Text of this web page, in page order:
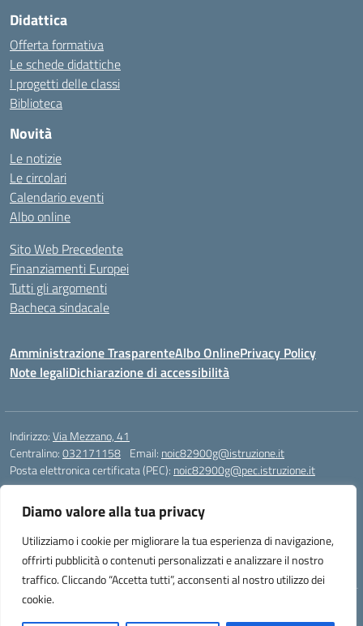
Diamo valore alla tua privacy
Utilizziamo i cookie per migliorare la tua esperienza di navigazione,
offrirti pubblicità o contenuti personalizzati e analizzare il nostro
traffico. Cliccando “Accetta tutti”, acconsenti al nostro utilizzo dei
cookie.
Didattica
Offerta formativa
Le schede didattiche
I progetti delle classi
Biblioteca
Novità
Le notizie
Le circolari
Calendario eventi
Albo online
Sito Web Precedente
Finanziamenti Europei
Tutti gli argomenti
Bacheca sindacale
Amministrazione TrasparenteAlbo OnlinePrivacy Policy
Note legaliDichiarazione di accessibilità
Indirizzo:Via Mezzano, 41
Centralino:032171158 Email: noic82900g@istruzione.it
Posta elettronica certificata (PEC): noic82900g@pec.istruzione.it
Codice meccanografico:NOIC82900G
Codice Indice delle Pubbliche Amministrazioni (IPA): istsc_noic82900g
Codice unico di fatturazione (CUF): UFJ1I0